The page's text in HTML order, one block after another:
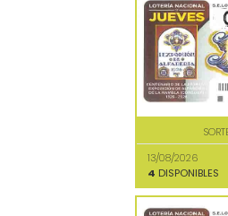
13/08/2026
4 DISPONIBLES